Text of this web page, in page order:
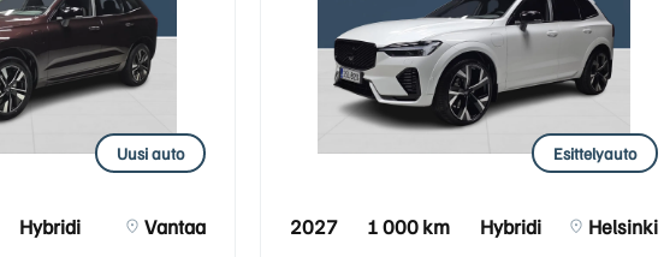
Uusi auto
Hybridi Vantaa
Esittelyauto
2027 1 000 km Hybridi Helsinki